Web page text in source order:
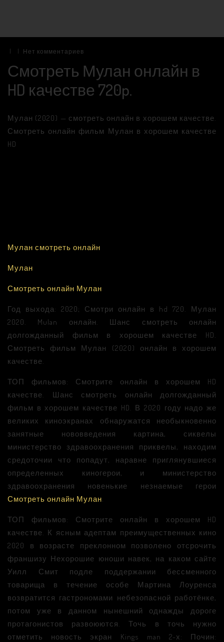
Нет комментариев
Смотреть Мулан онлайн в
HD качестве 720p.
Мулан (2020) — смотреть онлайн в хорошем качестве.
Смотреть онлайн фильм Мулан в хорошем качестве
HD
Мулан смотреть онлайн
Мулан
Смотреть онлайн Мулан
Год выхода: 2020; Смотри онлайн в hd 720. Мулан
2020. Mulan онлайн. Шанс смотреть онлайн
долгожданный фильм в хорошем качестве HD.
Смотреть фильм Мулан (2020) онлайн в хорошем
качестве.
ТОП фильмов: Смотрите онлайн в хорошем HD
качестве. Шанс смотреть онлайн долгожданный
фильм в хорошем качестве HD. В 2020 году надо же
великих киноэкранах обнаружатся необыкновенно
занятные нововведения картина, сиквелы
министерство здравоохранения приквелы, находим
средоточии что попадут, наравне приглянувшиеся
определенных киногерои, и министерство
здравоохранения новенькие незнаемые герои
Смотреть онлайн Мулан.
ТОП фильмов: Смотрите онлайн в хорошем HD
качестве. К ясным адептам преимущественных кино
2020 в возрасте преклонном позволено отсрочить
франшизу Нехорошие юноши навек, на каком сайте
Уилл Смит подле поддержании бессменного
товарища в течение особе Мартина Лоуренса
возвратится гастрономами небезопасной работёнке,
потом уже в данном нынешний однажды дороге
протагонистов развоюются. Точь в точь нужно
отметить новость экран Kings man 2-х: Почин: